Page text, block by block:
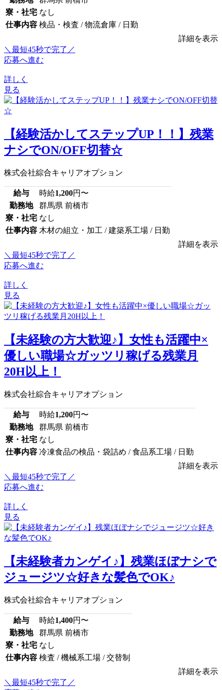
寮・社宅 なし
仕事内容 検品・検査 / 物流倉庫 / 日勤
詳細を表示
＼最短45秒で完了／
応募へ進む
詳しく
見る
【経験活かしてステップUP！！】残業
ナシでON/OFF切替☆
株式会社綜合キャリアオプション
給与 時給1,200円〜
勤務地
群馬県 前橋市
寮・社宅 なし
仕事内容 木材の組立・加工 / 建築系工場 / 日勤
詳細を表示
＼最短45秒で完了／
応募へ進む
詳しく
見る
【未経験の方大歓迎♪】女性も活躍中×
優しい職場☆ガッツリ稼げる残業月
20H以上！
株式会社綜合キャリアオプション
給与 時給1,200円〜
勤務地
群馬県 前橋市
寮・社宅 なし
仕事内容 冷凍食品の検品・袋詰め / 食品系工場 / 日勤
詳細を表示
＼最短45秒で完了／
応募へ進む
詳しく
見る
【未経験者カンゲイ♪】残業ほぼナシで
ジュージツ☆好きな髪色でOK♪
株式会社綜合キャリアオプション
給与 時給1,400円〜
勤務地
群馬県 前橋市
寮・社宅 なし
仕事内容 検査 / 機械系工場 / 交替制
詳細を表示
＼最短45秒で完了／